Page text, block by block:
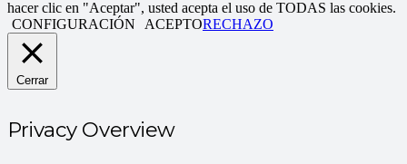
hacer clic en "Aceptar", usted acepta el uso de TODAS las cookies.
CONFIGURACIÓN
ACEPTORECHAZO
Cerrar
Privacy Overview